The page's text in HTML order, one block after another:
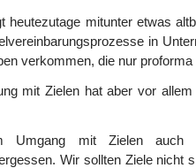
heutezutage mitunter etwas
in
verkommen, die nur proforma
mit Zielen hat aber vor
Umgang mit Zielen auch
Wir sollten Ziele nicht